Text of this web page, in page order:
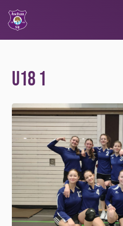
U18 1